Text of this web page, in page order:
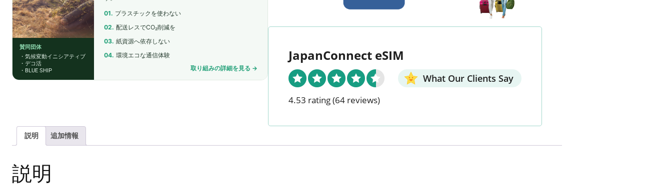
賛同団体
・気候変動イニシアティブ
・デコ活
・BLUE SHIP
01. プラスチックを使わない
02. 配送レスでCO₂削減を
03. 紙資源へ依存しない
04. 環境エコな通信体験
取り組みの詳細を見る →
7
デ
タ
JapanConnect eSIM
What Our Clients Say
4.53 rating(64 reviews)
説明 追加情報
説明